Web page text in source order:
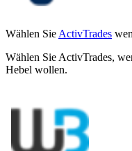
Wählen SieActivTrades
Wählen Sie ActivTrades,
Hebel wollen.